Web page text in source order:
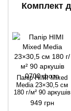
Комплект
Папір HIMI Mixed
Media 23×30,5 см
180 г/м² 90 аркушів
949 грн